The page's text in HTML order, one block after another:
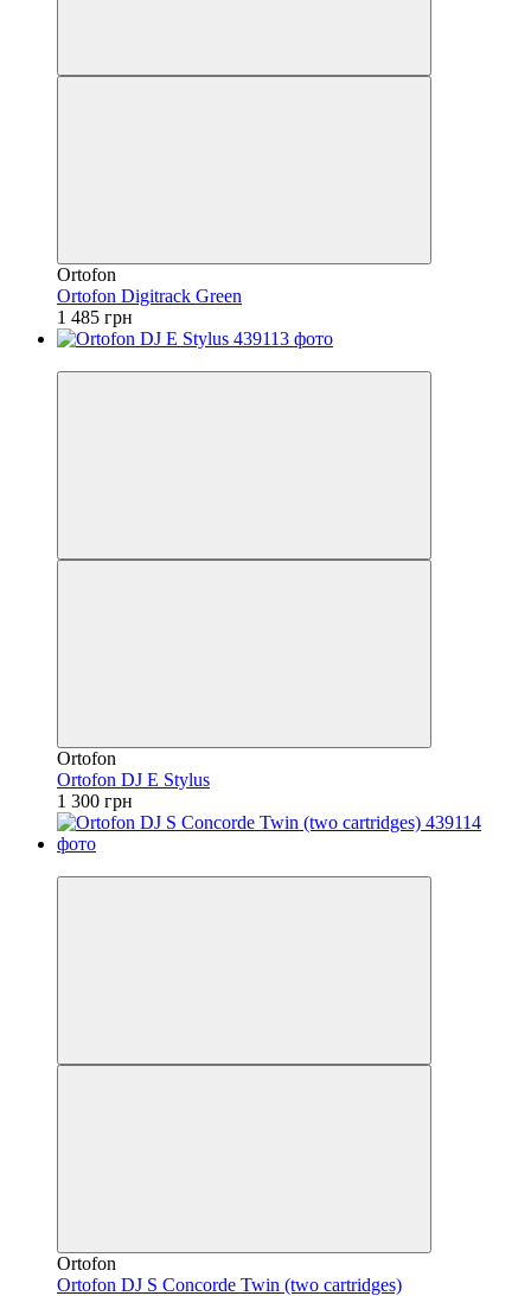
Ortofon
Ortofon Digitrack Green
1 485 грн
Ortofon
Ortofon DJ E Stylus
1 300 грн
Ortofon
Ortofon DJ S Concorde Twin (two cartridges)